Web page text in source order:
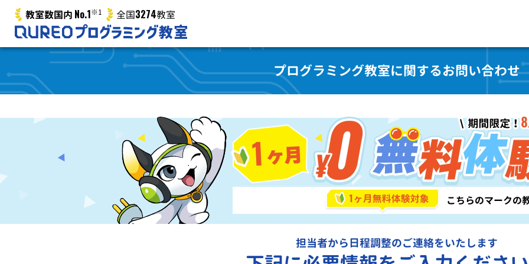
教室数国内 No.1※1 全国3274教室
プログラミング教室に関するお問い合わせ
担当者から日程調整のご連絡をいたします